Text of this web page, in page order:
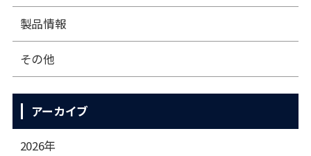
製品情報
その他
アーカイブ
2026年